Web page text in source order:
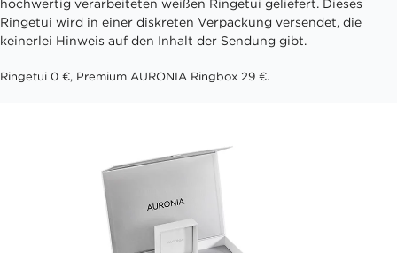
hochwertig verarbeiteten weißen Ringetui geliefert. Dieses
Ringetui wird in einer diskreten Verpackung versendet, die
keinerlei Hinweis auf den Inhalt der Sendung gibt.
Ringetui 0 €, Premium AURONIA Ringbox 29 €.